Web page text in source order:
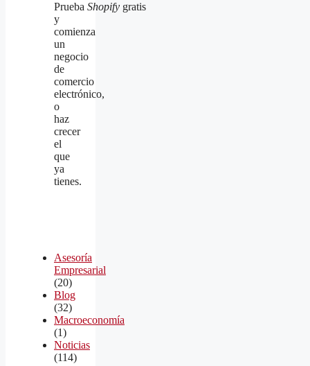
Prueba Shopify gratis
y
comienza
un
negocio
de
comercio
electrónico,
o
haz
crecer
el
que
ya
tienes.
Asesoría
Empresarial
(20)
Blog
(32)
Macroeconomía
(1)
Noticias
(114)